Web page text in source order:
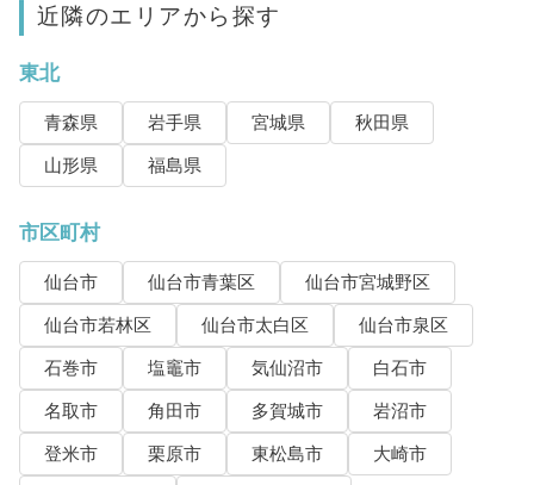
近隣のエリアから探す
東北
青森県 岩手県 宮城県
秋田県
山形県
福島県
市区町村
仙台市 仙台市青葉区
仙台市宮城野区
仙台市若林区
仙台市太白区
仙台市泉区
石巻市
塩竈市 気仙沼市
白石市
名取市
角田市 多賀城市
岩沼市
登米市
栗原市 東松島市
大崎市